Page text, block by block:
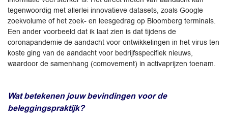
tegenwoordig met allerlei innovatieve datasets, zoals Google
zoekvolume of het zoek- en leesgedrag op Bloomberg terminals.
Een ander voorbeeld dat ik laat zien is dat tijdens de
coronapandemie de aandacht voor ontwikkelingen in het virus ten
koste ging van de aandacht voor bedrijfsspecifiek nieuws,
waardoor de samenhang (comovement) in activaprijzen toenam.
Wat betekenen jouw bevindingen voor de
beleggingspraktijk?